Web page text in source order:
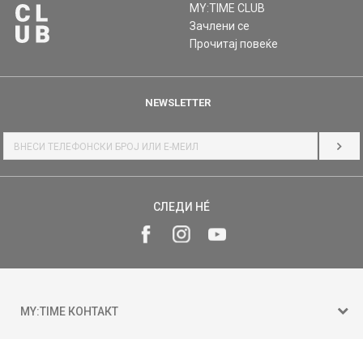
MY:TIME CLUB
Зачлени се
Прочитај повеќе
NEWSLETTER
СЛЕДИ НÉ
MY:TIME КОНТАКТ